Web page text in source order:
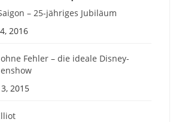
– 25-jähriges Jubiläum
2016
Fehler – die ideale Disney-
2015